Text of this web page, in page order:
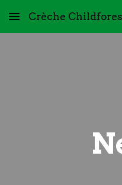
Skip to main content
Crèche